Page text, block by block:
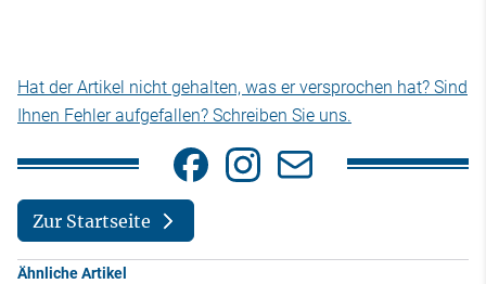
Hat der Artikel nicht gehalten, was er versprochen hat? Sind
Ihnen Fehler aufgefallen? Schreiben Sie uns.
Zur Startseite
Ähnliche Artikel